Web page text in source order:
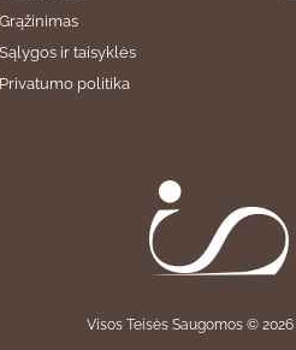
Grąžinimas
Sąlygos ir taisyklės
Privatumo politika
Visos Teisės Saugomos © 2026